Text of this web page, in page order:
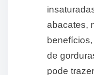
abacates,
de
pode